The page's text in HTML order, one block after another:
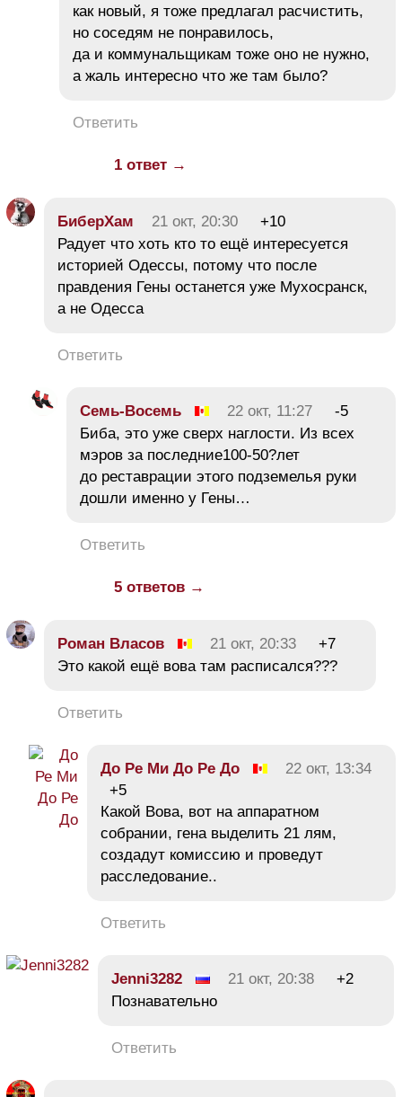
как новый, я тоже предлагал расчистить,
но соседям не понравилось,
да и коммунальщикам тоже оно не нужно,
а жаль интересно что же там было?
Ответить
1 ответ →
БиберХам 21 окт, 20:30
+10
Радует что хоть кто то ещё интересуется
историей Одессы, потому что после
правдения Гены останется уже Мухосранск,
а не Одесса
Ответить
Семь-Восемь 22 окт, 11:27
-5
Биба, это уже сверх наглости. Из всех
мэров за последние100-50?лет
до реставрации этого подземелья руки
дошли именно у Гены…
Ответить
5 ответов →
Роман Власов 21 окт, 20:33
+7
Это какой ещё вова там расписался???
Ответить
До Ре Ми До Ре До
22 окт, 13:34
+5
Какой Вова, вот на аппаратном
собрании, гена выделить 21 лям,
создадут комиссию и проведут
расследование..
Ответить
Jenni3282 21 окт, 20:38
+2
Познавательно
Ответить